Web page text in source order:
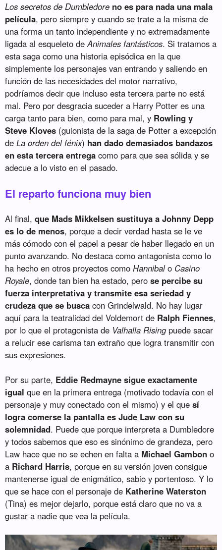
Los secretos de Dumbledore no es para nada una mala
película, pero siempre y cuando se trate a la misma de
una forma un tanto independiente y no extremadamente
ligada al esqueleto deAnimales fantásticos. Si tratamos a
esta saga como una historia episódica en la que
simplemente los personajes van entrando y saliendo en
función de las necesidades del motor narrativo,
podríamos decir que incluso esta tercera parte no está
mal. Pero por desgracia suceder a Harry Potter es una
carga tanto para bien, como para mal, y Rowling y
Steve Kloves (guionista de la saga de Potter a excepción
deLa orden del fénix) han dado demasiados bandazos
en esta tercera entrega como para que sea sólida y se
adecue a lo visto en el pasado.
El reparto funciona muy bien
Al final,que Mads Mikkelsen sustituya a Johnny Depp
es lo de menos, porque a decir verdad hasta se le ve
más cómodo con el papel a pesar de haber llegado en un
punto avanzando. No destaca como antagonista como lo
ha hecho en otros proyectos comoHannibalo Casino
Royale, donde tan bien ha estado, perose percibe su
fuerza interpretativa y transmite esa seriedad y
crudeza que se busca con Grindelwald. No hay lugar
aquí para la teatralidad del Voldemort de Ralph Fiennes,
por lo que el protagonista de Valhalla Risingpuede sacar
a relucir ese carisma tan extraño que logra transmitir con
sus expresiones.
Por su parte, Eddie Redmayne sigue exactamente
igual que en la primera entrega (motivado todavía con el
personaje y muy conectado con el mismo) y el quesí
logra comerse la pantalla es Jude Law con su
solemnidad. Puede que porque interpreta a Dumbledore
y todos sabemos que eso es sinónimo de grandeza, pero
Law hace que no se echen en falta a Michael Gambon o
a Richard Harris, porque en su versión joven consigue
mantenerse igual de enigmático, sabio y portentoso. Y lo
que se hace con el personaje de Katherine Waterston
(Tina) es mejor dejarlo, porque está claro que no va a
gustar a nadie que vea la película.